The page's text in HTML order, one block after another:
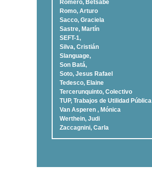
Romero, Betsabé
Romo, Arturo
Sacco, Graciela
Sastre, Martí­n
SEFT-1,
Silva, Cristián
Slanguage,
Son Batá,
Soto, Jesus Rafael
Tedesco, Elaine
Tercerunquinto, Colectivo
TUP, Trabajos de Utilidad Pública
Van Asperen , Mónica
Werthein, Judi
Zaccagnini, Carla